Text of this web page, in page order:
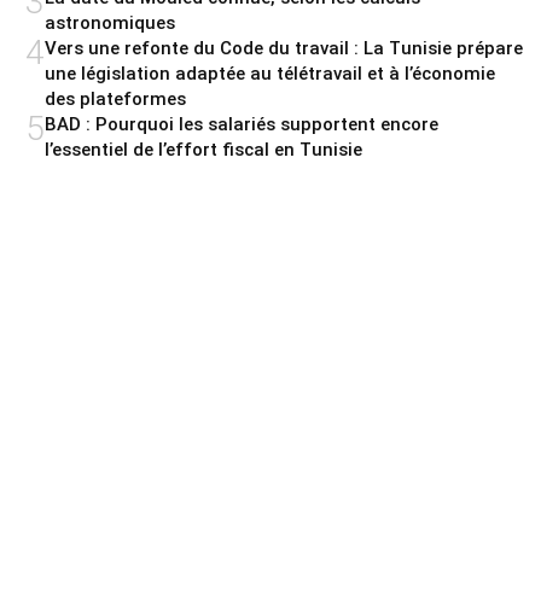
astronomiques
4Vers une refonte du Code du travail : La Tunisie prépare
une législation adaptée au télétravail et à l’économie
des plateformes
5BAD : Pourquoi les salariés supportent encore
l’essentiel de l’effort fiscal en Tunisie